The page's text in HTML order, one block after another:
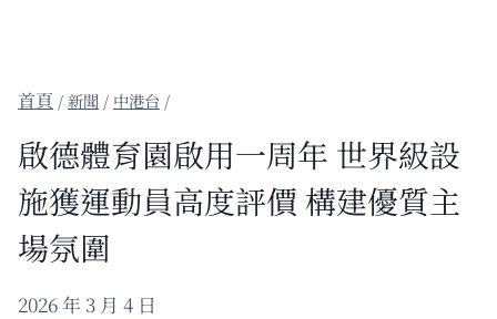
/新聞 / 中港台 /
啟德體育園啟用一周年 世界級設
施獲運動員高度評價 構建優質主
場氛圍
2026 年 3 月 4 日